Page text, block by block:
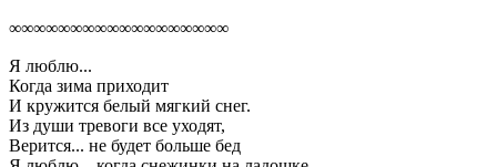
∞∞∞∞∞∞∞∞∞∞∞∞∞∞∞∞∞∞
Я люблю...
Когда зима приходит
И кружится белый мягкий снег.
Из души тревоги все уходят,
Верится... не будет больше бед